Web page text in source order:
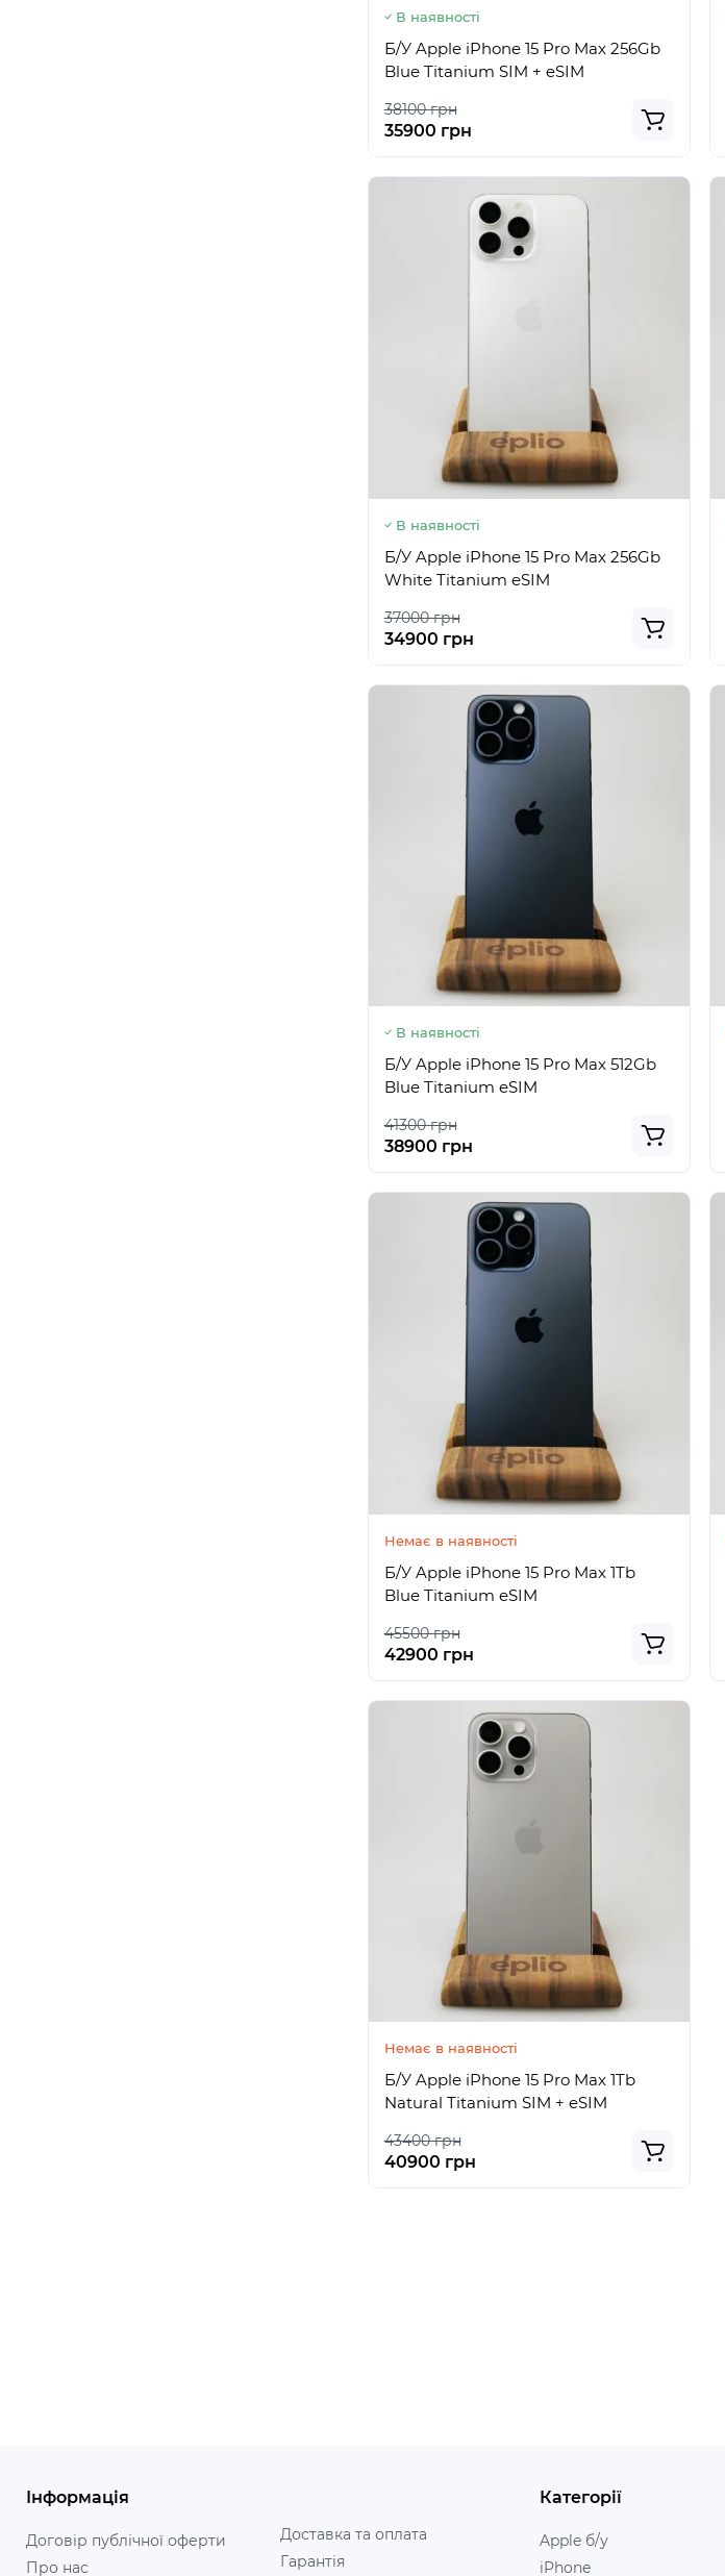
В наявності
Б/У Apple iPhone 15 Pro Max 256Gb
Blue Titanium SIM + eSIM
38100 грн
35900 грн
В наявності
Б/У Apple iPhone 15 Pro Max 256Gb
White Titanium eSIM
37000 грн
34900 грн
В наявності
Б/У Apple iPhone 15 Pro Max 512Gb
Blue Titanium eSIM
41300 грн
38900 грн
Немає в наявності
Б/У Apple iPhone 15 Pro Max 1Tb
Blue Titanium eSIM
45500 грн
42900 грн
Немає в наявності
Б/У Apple iPhone 15 Pro Max 1Tb
Natural Titanium SIM + eSIM
43400 грн
40900 грн
Інформація
Договір публічної оферти
Про нас
Доставка та оплата
Гарантія
Категорії
Apple б/у
iPhone